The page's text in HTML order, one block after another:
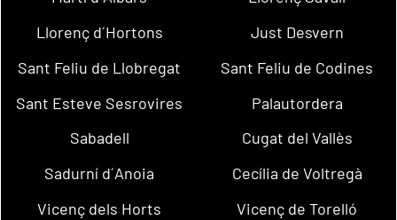
Llorenç d´Hortons
Just Desvern
Sant Feliu de Llobregat
Sant Feliu de Codines
Sant Esteve Sesrovires
Palautordera
Sabadell
Cugat del Vallès
Sadurní d´Anoia
Cecília de Voltregà
Vicenç dels Horts
Vicenç de Torelló